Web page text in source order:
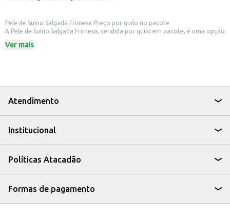
Pele de Suíno Salgada Frimesa Preço por quilo no pacote
A Pele de Suíno Salgada Frimesa, vendida por quilo em pacote, é uma opção
facilita o atendimento às necessidades de diferentes clientes, desde
restaurantes.
Pode ser utilizada como ingrediente em receitas tradicionais, adicionando
sabor e textura únicos.
Adequada para o consumo doméstico, permitindo o preparo de refeições
A Pele de Suíno Salgada Frimesa oferece praticidade e rendimento, sendo
uma escolha eficiente para quem busca um produto de qualidade a um
preço justo. Sua versatilidade permite atender a diferentes necessidades e
Departamento: Carnes, aves e peixes
Categoria: Secas, salgadas e defumadas
EAN: 44956
Ver mais
Atendimento
Institucional
Políticas Atacadão
Formas de pagamento